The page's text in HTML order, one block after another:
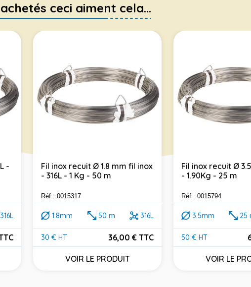
ceci aiment cela...
-
316L
Fil inox recuit Ø 1.8 mm fil inox
- 316L - 1 Kg - 50 m
Réf : 0015317
1.8mm 50 m 316L
30 € HT
Prix
36,00 € TTC
VOIR LE PRODUIT
Fil inox recuit Ø
- 1.90Kg - 25 m
Réf : 0015794
3.5mm 25
50 € HT
Prix
VOIR LE